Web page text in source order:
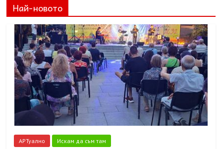
Най-новото
АРТуално Искам да съм там